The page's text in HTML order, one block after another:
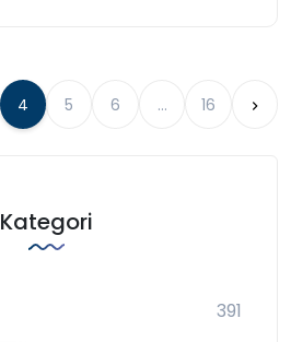
4 5 6 … 16
Kategori
391